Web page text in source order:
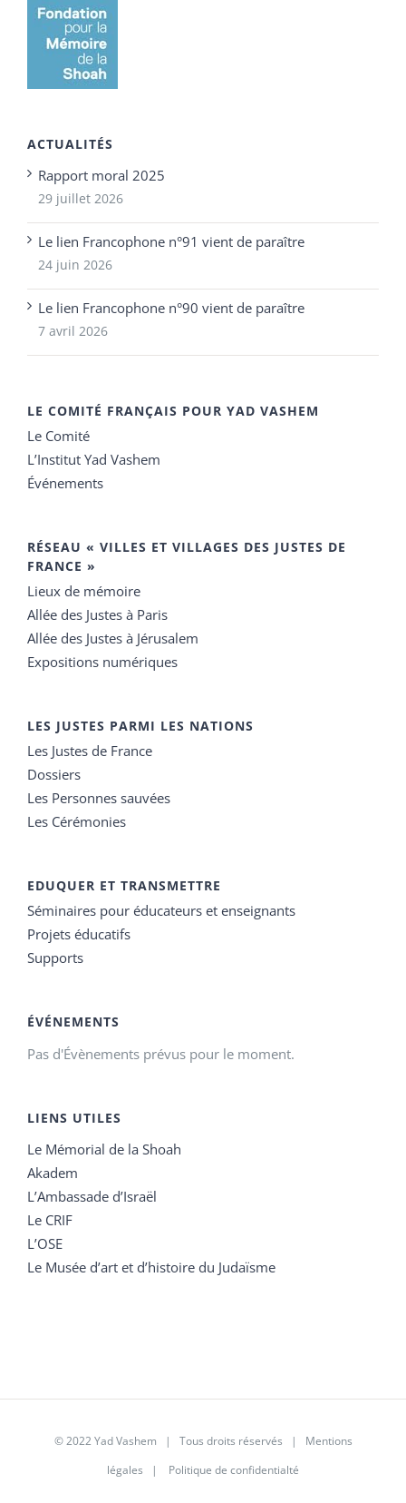
ACTUALITÉS
Rapport moral 2025
29 juillet 2026
Le lien Francophone n°91 vient de paraître
24 juin 2026
Le lien Francophone n°90 vient de paraître
7 avril 2026
LE COMITÉ FRANÇAIS POUR YAD VASHEM
Le Comité
L’Institut Yad Vashem
Événements
RÉSEAU « VILLES ET VILLAGES DES JUSTES DE
FRANCE »
Lieux de mémoire
Allée des Justes à Paris
Allée des Justes à Jérusalem
Expositions numériques
LES JUSTES PARMI LES NATIONS
Les Justes de France
Dossiers
Les Personnes sauvées
Les Cérémonies
EDUQUER ET TRANSMETTRE
Séminaires pour éducateurs et enseignants
Projets éducatifs
Supports
ÉVÉNEMENTS
Pas d'Évènements prévus pour le moment.
LIENS UTILES
Le Mémorial de la Shoah
Akadem
L’Ambassade d’Israël
Le CRIF
L’OSE
Le Musée d’art et d’histoire du Judaïsme
© 2022 Yad Vashem | Tous droits réservés | Mentions
légales | Politique de confidentialté